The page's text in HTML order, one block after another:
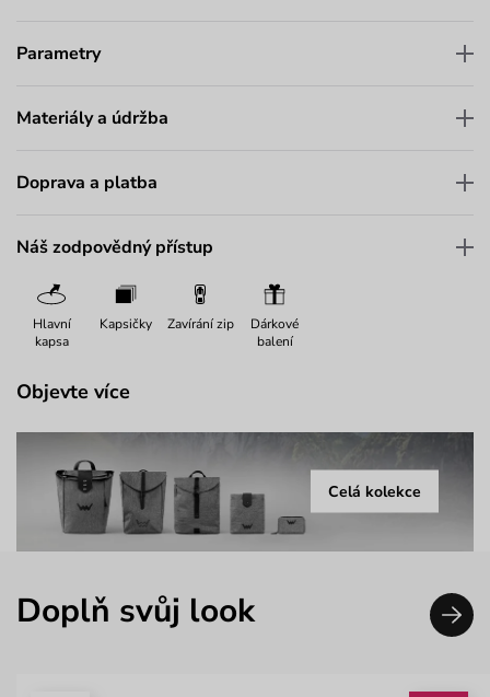
Parametry
Materiály a údržba
Doprava a platba
Náš zodpovědný přístup
Hlavní
kapsa
Kapsičky Zavírání zip
Dárkové
balení
Objevte více
Celá kolekce
Doplň svůj look